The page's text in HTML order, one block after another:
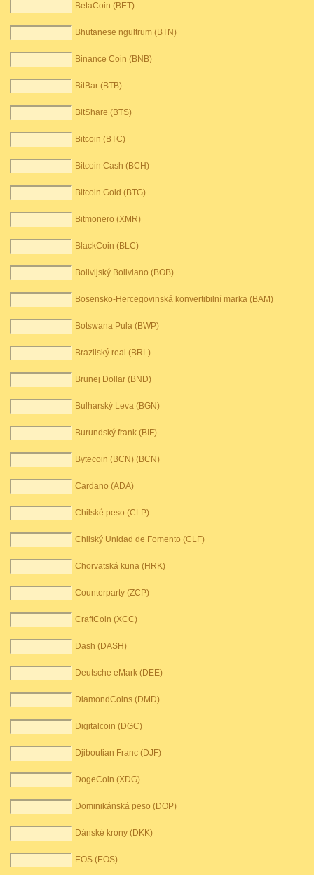
BetaCoin (BET)
Bhutanese ngultrum (BTN)
Binance Coin (BNB)
BitBar (BTB)
BitShare (BTS)
Bitcoin (BTC)
Bitcoin Cash (BCH)
Bitcoin Gold (BTG)
Bitmonero (XMR)
BlackCoin (BLC)
Bolivijský Boliviano (BOB)
Bosensko-Hercegovinská konvertibilní marka (BAM)
Botswana Pula (BWP)
Brazilský real (BRL)
Brunej Dollar (BND)
Bulharský Leva (BGN)
Burundský frank (BIF)
Bytecoin (BCN) (BCN)
Cardano (ADA)
Chilské peso (CLP)
Chilský Unidad de Fomento (CLF)
Chorvatská kuna (HRK)
Counterparty (ZCP)
CraftCoin (XCC)
Dash (DASH)
Deutsche eMark (DEE)
DiamondCoins (DMD)
Digitalcoin (DGC)
Djiboutian Franc (DJF)
DogeCoin (XDG)
Dominikánská peso (DOP)
Dánské krony (DKK)
EOS (EOS)